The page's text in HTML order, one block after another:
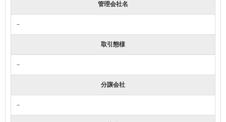
管理会社名
－
取引態様
－
分譲会社
－